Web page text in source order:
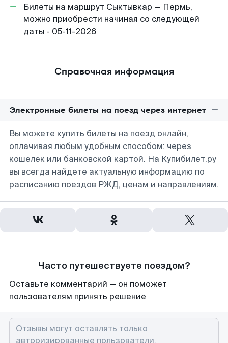
Билеты на маршрут Сыктывкар — Пермь,
можно приобрести начиная со следующей
даты - 05-11-2026
Справочная информация
Электронные билеты на поезд через интернет
Вы можете купить билеты на поезд онлайн,
оплачивая любым удобным способом: через
кошелек или банковской картой. На Купибилет.ру
вы всегда найдете актуальную информацию по
расписанию поездов РЖД, ценам и направлениям.
Часто путешествуете поездом?
Оставьте комментарий — он поможет
пользователям принять решение